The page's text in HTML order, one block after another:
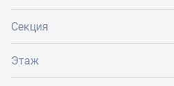
Секция
Этаж